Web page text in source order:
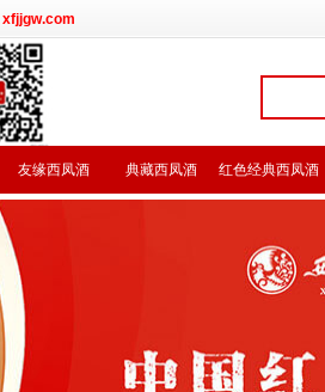
xfjjgw.com
友缘西凤酒 典藏西凤酒 红色经典西凤酒